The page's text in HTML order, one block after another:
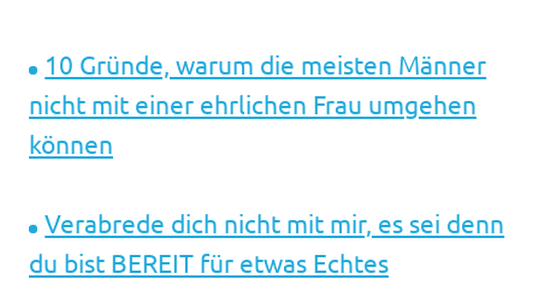
10 Gründe, warum die meisten Männer
nicht mit einer ehrlichen Frau umgehen
können
Verabrede dich nicht mit mir, es sei denn
du bist BEREIT für etwas Echtes